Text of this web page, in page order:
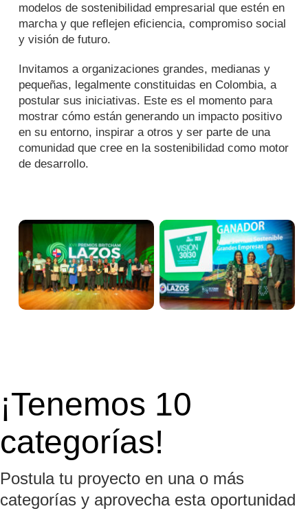
modelos de sostenibilidad empresarial que estén en
marcha y que reflejen eficiencia, compromiso social
y visión de futuro.
Invitamos a organizaciones grandes, medianas y
pequeñas, legalmente constituidas en Colombia, a
postular sus iniciativas. Este es el momento para
mostrar cómo están generando un impacto positivo
en su entorno, inspirar a otros y ser parte de una
comunidad que cree en la sostenibilidad como motor
de desarrollo.
¡Tenemos 10
categorías!
Postula tu proyecto en una o más
categorías y aprovecha esta oportunidad